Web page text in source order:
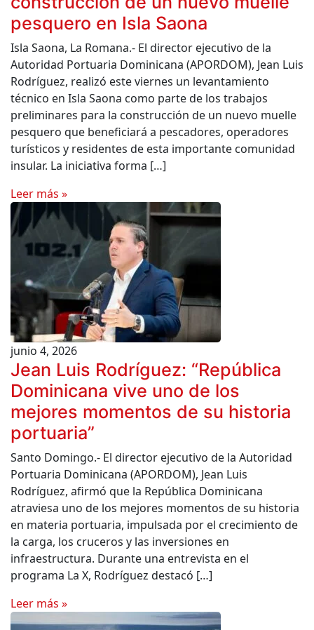
pesquero en Isla Saona
Isla Saona, La Romana.- El director ejecutivo de la
Autoridad Portuaria Dominicana (APORDOM), Jean Luis
Rodríguez, realizó este viernes un levantamiento
técnico en Isla Saona como parte de los trabajos
preliminares para la construcción de un nuevo muelle
pesquero que beneficiará a pescadores, operadores
turísticos y residentes de esta importante comunidad
insular. La iniciativa forma […]
Leer más »
junio 4, 2026
Jean Luis Rodríguez: “República
Dominicana vive uno de los
mejores momentos de su historia
portuaria”
Santo Domingo.- El director ejecutivo de la Autoridad
Portuaria Dominicana (APORDOM), Jean Luis
Rodríguez, afirmó que la República Dominicana
atraviesa uno de los mejores momentos de su historia
en materia portuaria, impulsada por el crecimiento de
la carga, los cruceros y las inversiones en
infraestructura. Durante una entrevista en el
programa La X, Rodríguez destacó […]
Leer más »